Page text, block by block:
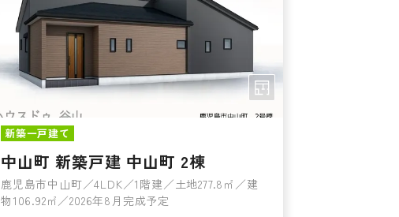
新築一戸建て
中山町 新築戸建 中山町 2棟
鹿児島市中山町／4LDK／1階建／土地277.8㎡／建
物106.92㎡／2026年8月完成予定